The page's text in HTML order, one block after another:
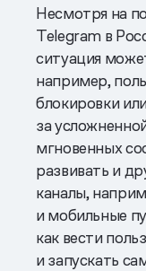
Несмотря на
Telegram в
ситуация
например,
блокировки
за
мгновенных
развивать и
каналы,
и мобильные
как вести
и запускать